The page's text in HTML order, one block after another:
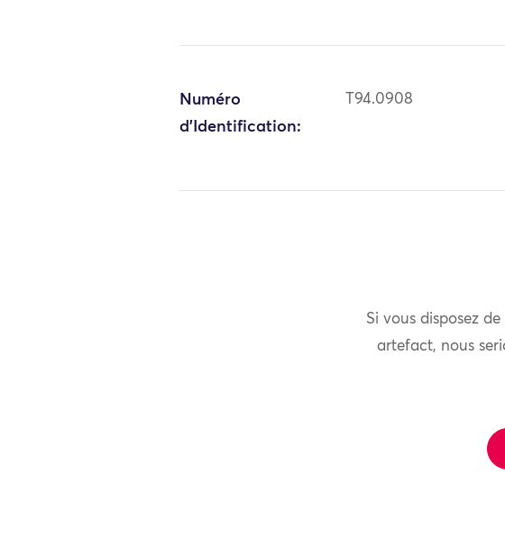
Numéro
d'Identification:
T94.0908
Si vous disposez
artefact, nous